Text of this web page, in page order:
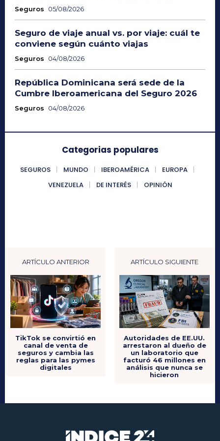
Seguros 05/08/2026
Seguro de viaje anual vs. por viaje: cuál te
conviene según cuánto viajas
Seguros 04/08/2026
República Dominicana será sede de la
Cumbre Iberoamericana del Seguro 2026
Seguros 04/08/2026
Categorias populares
SEGUROS MUNDO IBEROAMÉRICA
EUROPA
VENEZUELA
DE INTERÉS OPINIÓN
ARTÍCULO ANTERIOR
TikTok se convirtió en
canal de venta de
seguros y cambia las
reglas para las pymes
digitales
ARTÍCULO SIGUIENTE
Autoridades de EE.UU.
arrestaron al dueño de
un laboratorio que
facturó 46 millones en
análisis que nunca se
hicieron